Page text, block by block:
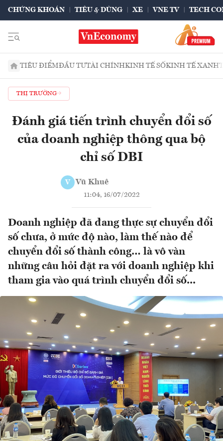
CHỨNG KHOÁN TIÊU & DÙNG XE VNE TV TECH
TIÊU ĐIỂMĐẦU TƯTÀI CHÍNHKINH TẾ SỐKINH TẾ XANH
THỊ TRƯỜNG
Đánh giá tiến trình chuyển đổi số
của doanh nghiệp thông qua bộ
chỉ số DBI
V Vũ Khuê
11:04, 16/07/2022
Doanh nghiệp đã đang thực sự chuyển đổi
số chưa, ở mức độ nào, làm thế nào để
chuyển đổi số thành công… là vô vàn
những câu hỏi đặt ra với doanh nghiệp khi
tham gia vào quá trình chuyển đổi số...